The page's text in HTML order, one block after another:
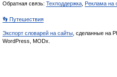
Обратная связь: Техподдержка Реклама на
👣 Путешествия
Экспорт словарей на сайты , сделанные на
WordPress, MODx.